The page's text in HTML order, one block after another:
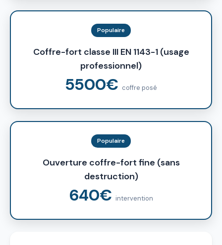
Populaire
Coffre-fort classe III EN 1143-1 (usage
professionnel)
5500€ coffre posé
Populaire
Ouverture coffre-fort fine (sans
destruction)
640€ intervention